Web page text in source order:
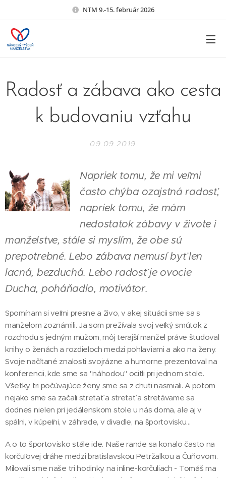
NTM 9.-15. február 2026
Radosť a zábava ako cesta
k budovaniu vzťahu
09.09.2019
Napriek tomu, že mi veľmi
často chýba ozajstná radosť,
napriek tomu, že mám
nedostatok zábavy v živote i
manželstve, stále si myslím, že obe sú
prepotrebné. Lebo zábava nemusí byť len
lacná, bezduchá. Lebo radosť je ovocie
Ducha, poháňadlo, motivátor.
Spomínam si veľmi presne a živo, v akej situácii sme sa s
manželom zoznámili. Ja som prežívala svoj veľký smútok z
rozchodu s jedným mužom, môj terajší manžel práve študoval
knihy o ženách a rozdieloch medzi pohlaviami a ako na ženy.
Svoje načítané znalosti svojrázne a humorne prezentoval na
konferencii, kde sme sa "náhodou" ocitli pri jednom stole.
Všetky tri počúvajúce ženy sme sa z chuti nasmiali. A potom
nejako sme sa začali stretať a stretať a stretávame sa
dodnes nielen pri jedálenskom stole u nás doma, ale aj v
spálni, v kúpeľni, v záhrade, v divadle, na športovisku...
A o to športovisko stále ide. Naše rande sa konalo často na
korčuľovej dráhe medzi bratislavskou Petržalkou a Čuňovom.
Milovali sme naše tri hodinky na inline-korčuliach - Tomáš ma